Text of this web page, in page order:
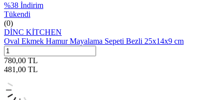
%38 İndirim
Tükendi
(0)
DİNC KİTCHEN
Oval Ekmek Hamur Mayalama Sepeti Bezli 25x14x9 cm
780,00 TL
481,00 TL